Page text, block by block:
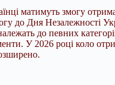
матимуть змогу
до Дня Незалежності
до певних
У 2026 році коло